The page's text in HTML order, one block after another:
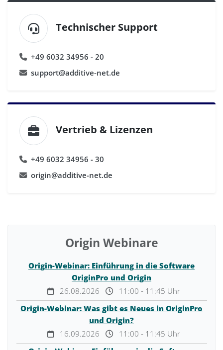
Technischer Support
+49 6032 34956 - 20
support@additive-net.de
Vertrieb & Lizenzen
+49 6032 34956 - 30
origin@additive-net.de
Origin Webinare
Origin-Webinar: Einführung in die Software
OriginPro und Origin
26.08.2026
11:00 - 11:45 Uhr
Origin-Webinar: Was gibt es Neues in OriginPro
und Origin?
16.09.2026
11:00 - 11:45 Uhr